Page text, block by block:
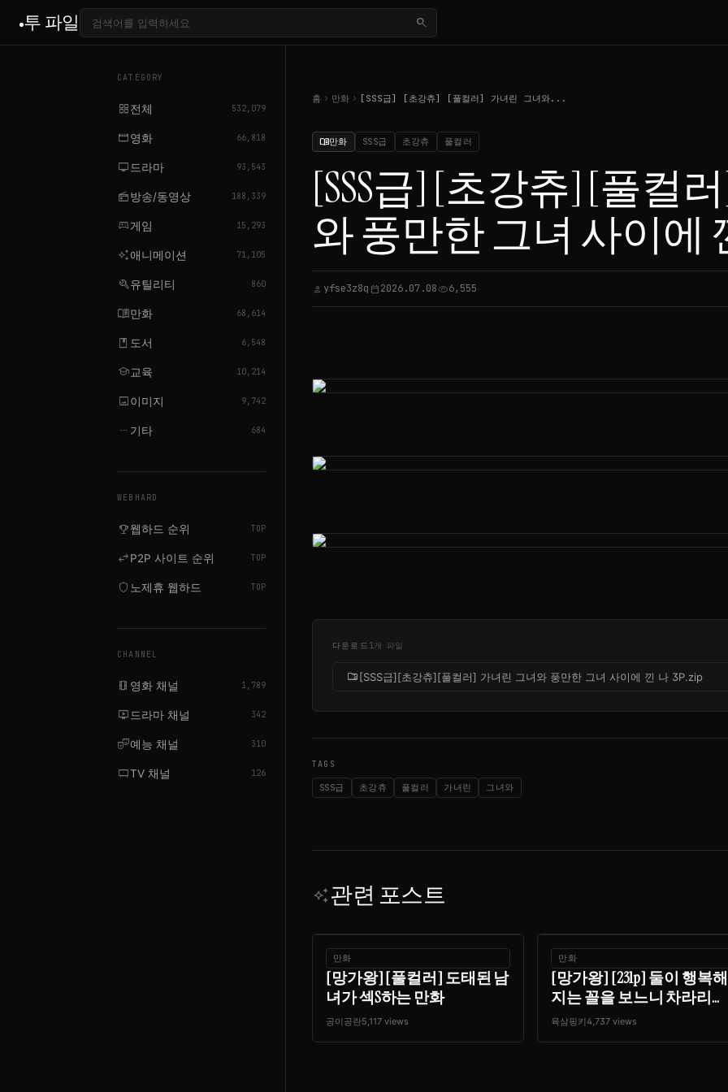
투 파일 search
CATEGORY
grid_view전체 532,079
movie영화 66,818
tv 드라마 93,543
radio방송/동영상 188,339
sports_esports게임 15,293
auto_awesome애니메이션 71,105
build유틸리티 860
menu_book만화 68,614
book 도서 6,548
school교육 10,214
image이미지 9,742
more_horiz 기타 684
WEBHARD
emoji_events웹하드 순위 TOP
swap_horizP2P 사이트 순위 TOP
shield 노제휴 웹하드 TOP
CHANNEL
local_movies 영화 채널 1,789
live_tv 드라마 채널 342
theater_comedy예능 채널 310
tv_genTV 채널 126
홈 chevron_right 만화 chevron_right [SSS급] [초강츄] [풀컬러] 가녀린 그녀와...
menu_book만화 SSS급 초강츄 풀컬러
[SSS급] [초강츄] [풀컬
와 풍만한 그녀 사이에
person yfse3z8q calendar_today2026.07.08visibility6,555
다운로드 1개 파일
folder_zip[SSS급][초강츄][풀컬러] 가녀린 그녀와 풍만한 그녀 사이에 낀 나 3P.zip
TAGS
SSS급 초강츄 풀컬러 가녀린 그녀와
auto_awesome관련 포스트
만화
[망가왕] [풀컬러] 도태된 남
녀가 섹S하는 만화
공이공란5,117 views
만화
[망가왕] [231p] 둘이 행복해
지는 꼴을 보느니 차라리...
육삼핑키4,737 views